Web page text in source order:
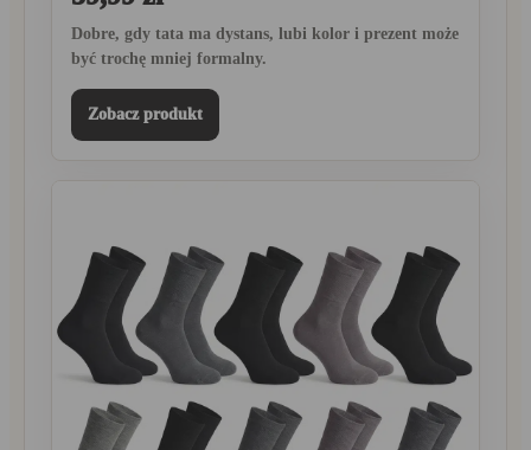
Dobre, gdy tata ma dystans, lubi kolor i prezent może
być trochę mniej formalny.
Zobacz produkt